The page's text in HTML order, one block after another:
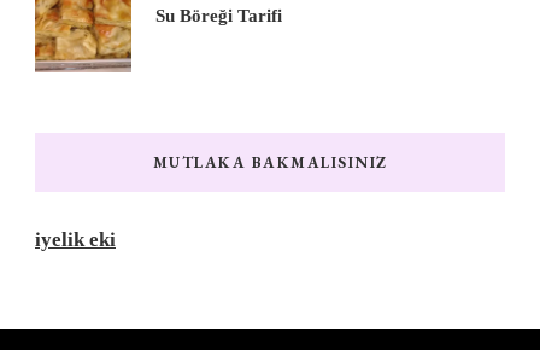
Su Böreği Tarifi
MUTLAKA BAKMALISINIZ
iyelik eki